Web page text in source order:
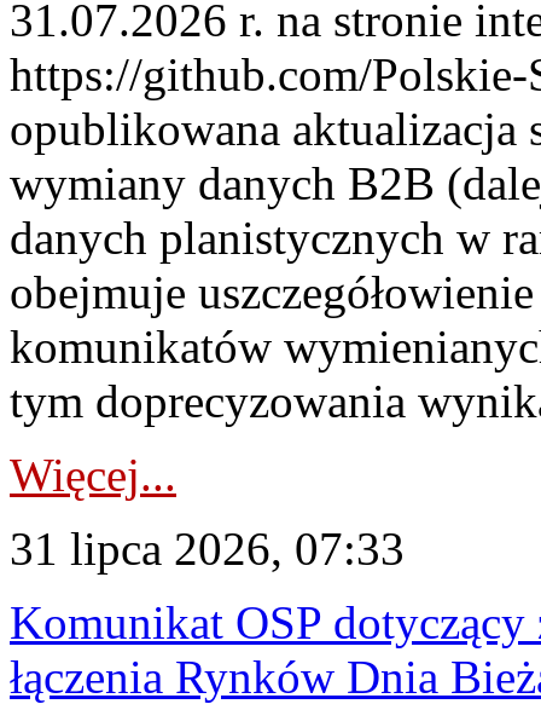
31.07.2026 r. na stronie
https://github.com/Polskie-
opublikowana aktualizacja
wymiany danych B2B
danych planistycznych w
obejmuje
komunikatów
tym doprecyzowania
Więcej...
31 lipca 2026, 07:33
Komunikat OSP dotyczący
łączenia Rynków Dnia